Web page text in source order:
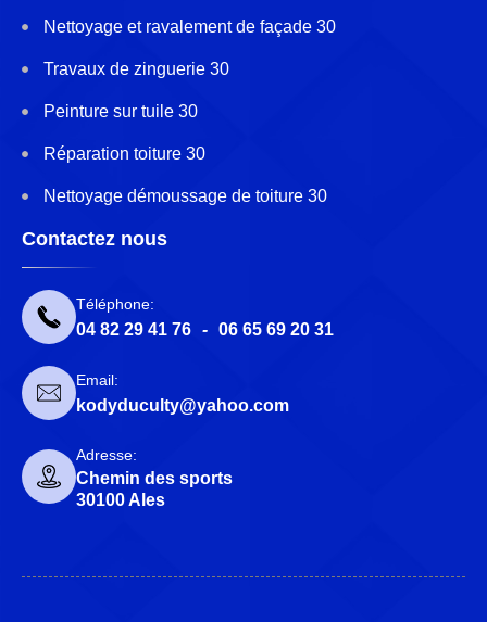
Nettoyage et ravalement de façade 30
Travaux de zinguerie 30
Peinture sur tuile 30
Réparation toiture 30
Nettoyage démoussage de toiture 30
Contactez nous
Téléphone:
04 82 29 41 76 - 06 65 69 20 31
Email:
kodyduculty@yahoo.com
Adresse:
Chemin des sports
30100 Ales